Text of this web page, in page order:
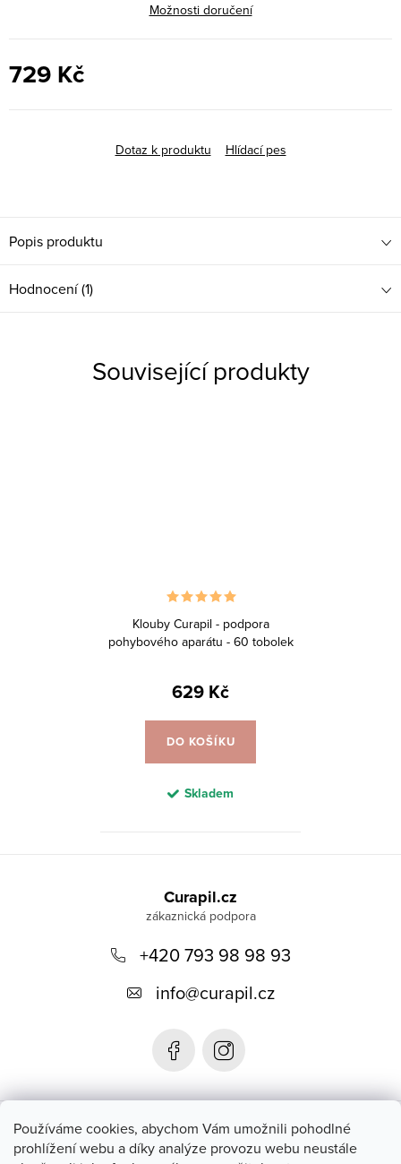
Používáme cookies, abychom Vám umožnili pohodlné
prohlížení webu a díky analýze provozu webu neustále
Možnosti doručení
729 Kč
Dotaz k produktu
Hlídací pes
Popis produktu
Hodnocení (1)
Související produkty
Klouby Curapil - podpora
pohybového aparátu - 60 tobolek
629 Kč
DO KOŠÍKU
Skladem
Instagram
Curapil.cz
+420 793 98 98 93
info@curapil.cz